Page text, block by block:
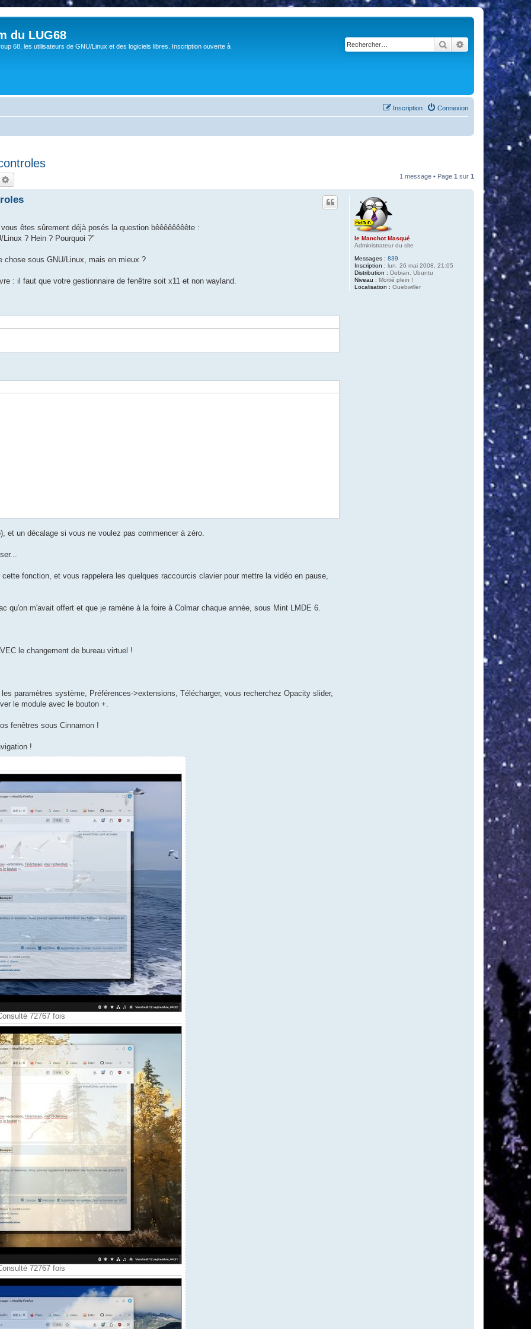
du LUG68
68, les utilisateurs de GNU/Linux et des logiciels libres. Inscription ouverte à
RechercherRecherche
Connexion
Inscription
1 message • Page 1 sur 1
le Manchot Masqué
Administrateur du site
Messages : 839
Inscription : lun. 26 mai 2008, 21:05
Distribution : Debian, Ubuntu
Niveau : Moitié plein !
Localisation : Guebwiller
êtes sûrement déjà posés la question bêêêêêêêête :
? Hein ? Pourquoi ?"
chose sous GNU/Linux, mais en mieux ?
: il faut que votre gestionnaire de fenêtre soit x11 et non wayland.
[--start <HH:MM:SS>]"
devilspie)
"$cmd"
latest/download/yt-dlp -o "$YTDL_PATH"
best"
gère tout)
-n 1)
et un décalage si vous ne voulez pas commencer à zéro.
fonction, et vous rappelera les quelques raccourcis clavier pour mettre la vidéo en pause,
qu'on m'avait offert et que je ramène à la foire à Colmar chaque année, sous Mint LMDE 6.
le changement de bureau virtuel !
paramètres système, Préférences->extensions, Télécharger, vous recherchez Opacity slider,
le module avec le bouton +.
fenêtres sous Cinnamon !
!
72767 fois
72767 fois